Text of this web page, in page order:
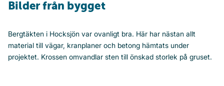
Bilder från bygget
Bergtäkten i Hocksjön var ovanligt bra. Här har nästan allt
material till vägar, kranplaner och betong hämtats under
projektet. Krossen omvandlar sten till önskad storlek på gruset.